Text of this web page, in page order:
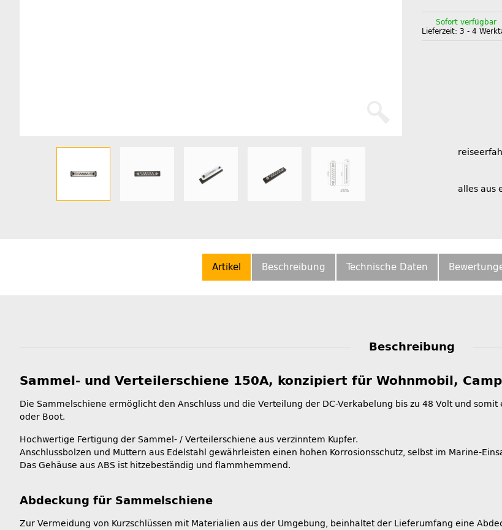
Sofort verfügbar
Lieferzeit: 3 - 4
alles aus
Artikel Beschreibung Technische Daten
Beschreibung
Sammel- und Verteilerschiene 150A, konzipiert für Wohnmobil,
Die Sammelschiene ermöglicht den Anschluss und die Verteilung der DC-Verkabelung bis zu 48 Volt und
oder Boot.
Hochwertige Fertigung der Sammel- / Verteilerschiene aus verzinntem Kupfer.
Anschlussbolzen und Muttern aus Edelstahl gewährleisten einen hohen Korrosionsschutz, selbst im Marine-
Das Gehäuse aus ABS ist hitzebeständig und flammhemmend.
Abdeckung für Sammelschiene
Zur Vermeidung von Kurzschlüssen mit Materialien aus der Umgebung, beinhaltet der Lieferumfang eine